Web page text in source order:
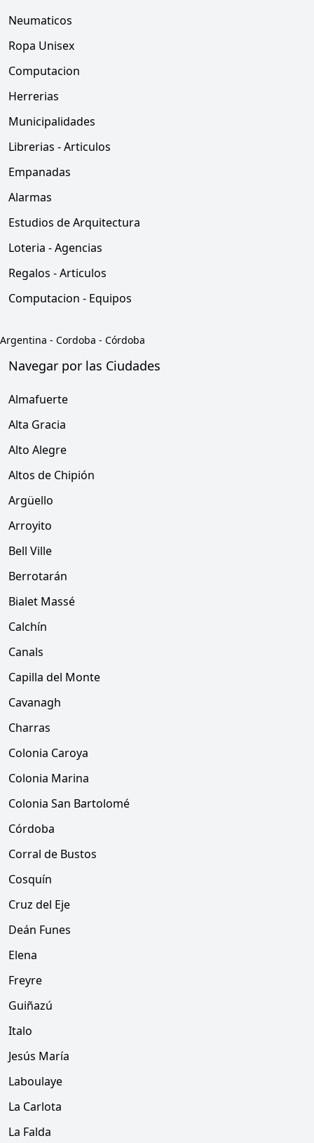
Neumaticos
Ropa Unisex
Computacion
Herrerias
Municipalidades
Librerias - Articulos
Empanadas
Alarmas
Estudios de Arquitectura
Loteria - Agencias
Regalos - Articulos
Computacion - Equipos
Argentina - Cordoba - Córdoba
Navegar por las Ciudades
Almafuerte
Alta Gracia
Alto Alegre
Altos de Chipión
Argüello
Arroyito
Bell Ville
Berrotarán
Bialet Massé
Calchín
Canals
Capilla del Monte
Cavanagh
Charras
Colonia Caroya
Colonia Marina
Colonia San Bartolomé
Córdoba
Corral de Bustos
Cosquín
Cruz del Eje
Deán Funes
Elena
Freyre
Guiñazú
Italo
Jesús María
Laboulaye
La Carlota
La Falda